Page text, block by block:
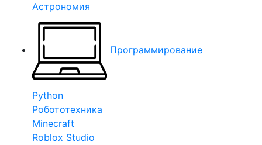
Астрономия
Программирование
Python
Робототехника
Minecraft
Roblox Studio